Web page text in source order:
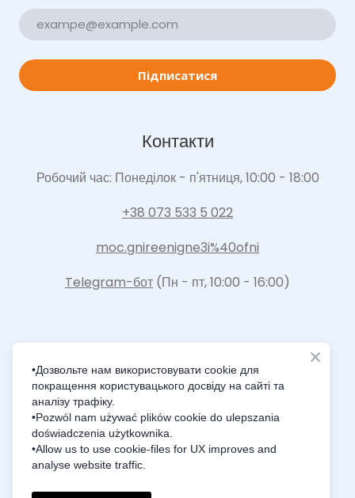
Підписатися
Контакти
Робочий час: Понеділок - п'ятниця, 10:00 - 18:00
+38 073 533 5 022
moc.gnireenigne3i%40ofni
Telegram-бот (Пн - пт, 10:00 - 16:00)
Intelligence Innovation Integration
•Дозвольте нам використовувати cookie для
покращення користувацького досвіду на сайті та
аналізу трафіку.
•Pozwól nam używać plików cookie do ulepszania
doświadczenia użytkownika.
•Allow us to use cookie-files for UX improves and
analyse website traffic.